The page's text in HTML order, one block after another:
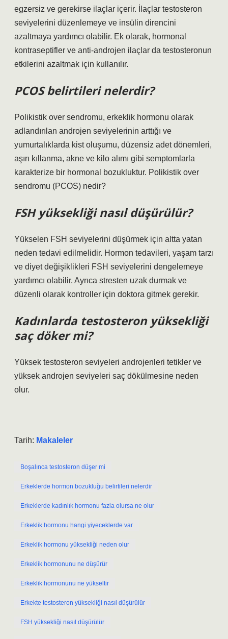
egzersiz ve gerekirse ilaçlar içerir. İlaçlar testosteron
seviyelerini düzenlemeye ve insülin direncini
azaltmaya yardımcı olabilir. Ek olarak, hormonal
kontraseptifler ve anti-androjen ilaçlar da testosteronun
etkilerini azaltmak için kullanılır.
PCOS belirtileri nelerdir?
Polikistik over sendromu, erkeklik hormonu olarak
adlandırılan androjen seviyelerinin arttığı ve
yumurtalıklarda kist oluşumu, düzensiz adet dönemleri,
aşırı kıllanma, akne ve kilo alımı gibi semptomlarla
karakterize bir hormonal bozukluktur. Polikistik over
sendromu (PCOS) nedir?
FSH yüksekliği nasıl düşürülür?
Yükselen FSH seviyelerini düşürmek için altta yatan
neden tedavi edilmelidir. Hormon tedavileri, yaşam tarzı
ve diyet değişiklikleri FSH seviyelerini dengelemeye
yardımcı olabilir. Ayrıca stresten uzak durmak ve
düzenli olarak kontroller için doktora gitmek gerekir.
Kadınlarda testosteron yüksekliği
saç döker mi?
Yüksek testosteron seviyeleri androjenleri tetikler ve
yüksek androjen seviyeleri saç dökülmesine neden
olur.
Tarih: Makaleler
Boşalınca testosteron düşer mi
Erkeklerde hormon bozukluğu belirtileri nelerdir
Erkeklerde kadınlık hormonu fazla olursa ne olur
Erkeklik hormonu hangi yiyeceklerde var
Erkeklik hormonu yüksekliği neden olur
Erkeklik hormonunu ne düşürür
Erkeklik hormonunu ne yükseltir
Erkekte testosteron yüksekliği nasıl düşürülür
FSH yüksekliği nasıl düşürülür